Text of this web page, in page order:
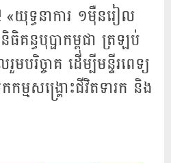
«យុទ្ធនាការ ១ម៉ឺនរៀល
ន្ធបុប្ផាកម្ពុជា ត្រឡប់
ច្ចាគ ដើម្បីមន្ទីរពេទ្យ
កម្មសង្រ្គោះជីវិតទារក និង